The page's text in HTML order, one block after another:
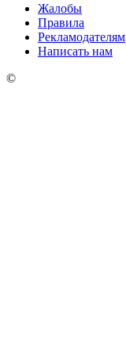
Жалобы
Правила
Рекламодателям
Написать нам
©